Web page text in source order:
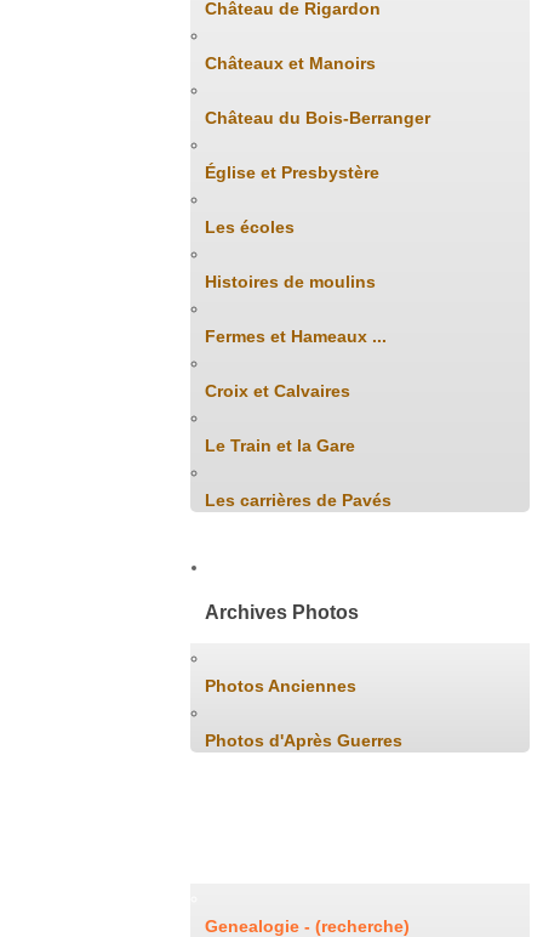
Château de Rigardon
Châteaux et Manoirs
Château du Bois-Berranger
Église et Presbystère
Les écoles
Histoires de moulins
Fermes et Hameaux ...
Croix et Calvaires
Le Train et la Gare
Les carrières de Pavés
Archives Photos
Photos Anciennes
Photos d'Après Guerres
Genealogie - (recherche)